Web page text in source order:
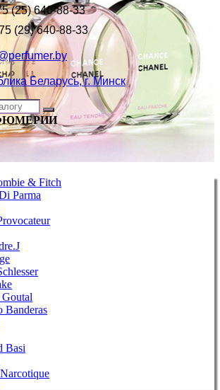
(25) 640-88-33
(29) 640-88-33
Беларусь, г. Минск
& Fitch
Parma
Banderas
Basi